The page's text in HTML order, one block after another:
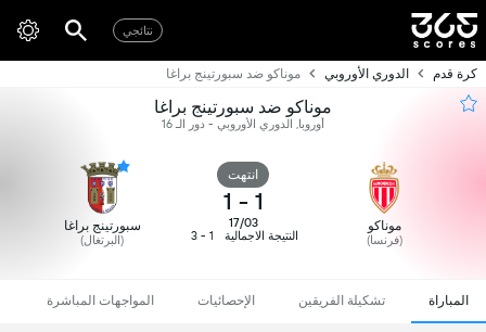
نتائجي
كرة قدم الدوري الأوروبي موناكو ضد سبورتينج براغا
موناكو ضد سبورتينج براغا
أوروبا, الدوري الأوروبي - دور الـ 16
موناكو
(فرنسا)
انتهت
1
-
1
17/03
النتيجة الاجمالية
1 - 3
سبورتينج براغا
(البرتغال)
المباراة تشكيلة الفريقين الإحصائيات المواجهات المباشرة